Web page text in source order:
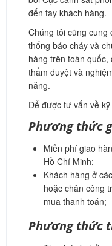
đến tay khách hàng.
Chúng tôi cũng cung
thống báo cháy và
hàng trên toàn
thẩm duyệt và
năng.
Để được tư vấn về
Phương thức
Miễn phí giao
Hồ Chí Minh;
Khách hàng ở
hoặc chân công
mua thanh toán;
Phương thức